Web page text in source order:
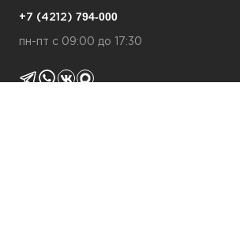
+7 (4212) 794-000
пн-пт с 09:00 до 17:30